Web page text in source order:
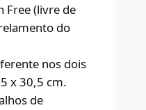
Free (livre de
do
nos dois
x 30,5 cm.
de